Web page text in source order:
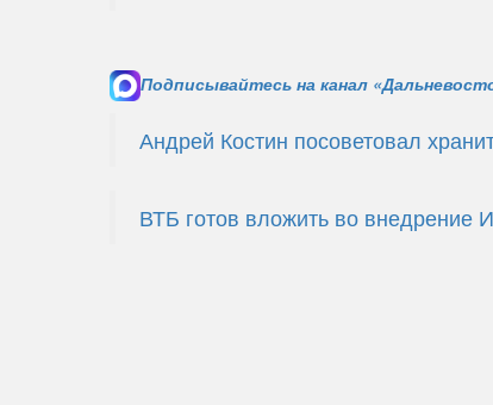
Подписывайтесь на канал
Андрей Костин посоветовал
ВТБ готов вложить во внедрение